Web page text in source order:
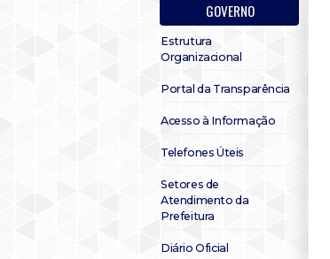
GOVERNO
Estrutura
Organizacional
Portal da Transparência
Acesso à Informação
Telefones Úteis
Setores de
Atendimento da
Prefeitura
Diário Oficial